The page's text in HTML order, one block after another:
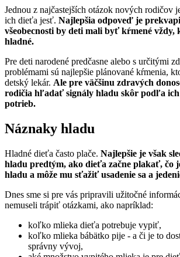
Jednou z najčastejších otázok nových rodičov
ich dieťa jesť. Najlepšia odpoveď je
všeobecnosti by deti mali byť kŕmené
hladné.
Pre deti narodené predčasne alebo s určitými
problémami sú najlepšie plánované kŕmenia,
detský lekár. Ale pre väčšinu zdravých
rodičia hľadať signály hladu skôr podľa
potrieb.
Náznaky hladu
Hladné dieťa často plače. Najlepšie je však
hladu predtým, ako dieťa začne plakať, čo
hladu a môže mu sťažiť usadenie sa a
Dnes sme si pre vás pripravili užitočné
nemuseli trápiť otázkami, ako napríklad:
koľko mlieka dieťa potrebuje vypiť,
koľko mlieka bábätko pije - a či je to
správny vývoj,